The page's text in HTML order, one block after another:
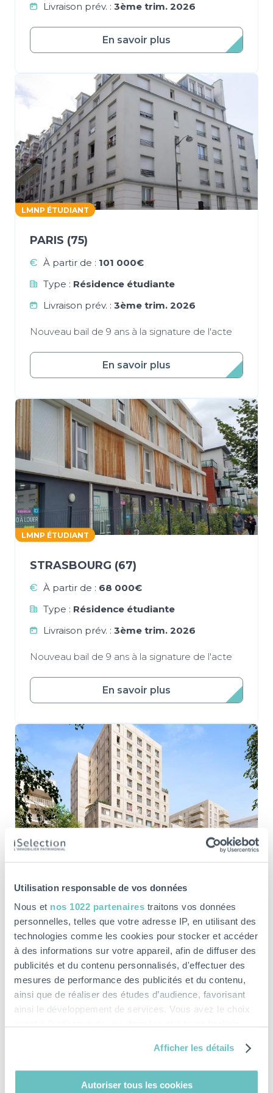
Utilisation responsable de vos données
Nous et nos 1022 partenaires traitons vos données
personnelles, telles que votre adresse IP, en utilisant des
technologies comme les cookies pour stocker et accéder
à des informations sur votre appareil, afin de diffuser des
publicités et du contenu personnalisés, d'effectuer des
mesures de performance des publicités et du contenu,
ainsi que de réaliser des études d’audience, favorisant
ainsi le développement de services. Vous avez le choix
tout moment en consultant la Déclaration relative aux
Afficher les détails
Autoriser tous les cookies
Livraison prév. : 3ème trim. 2026
En savoir plus
LMNP ÉTUDIANT
PARIS (75)
À partir de : 101 000€
Type : Résidence étudiante
Livraison prév. : 3ème trim. 2026
Nouveau bail de 9 ans à la signature de l'acte
En savoir plus
LMNP ÉTUDIANT
STRASBOURG (67)
À partir de : 68 000€
Type : Résidence étudiante
Livraison prév. : 3ème trim. 2026
Nouveau bail de 9 ans à la signature de l'acte
En savoir plus
LMNP ÉTUDIANT
BORDEAUX (33)
À partir de :111 113€
Rentabilité moyenne :4,10 %
Type :Résidence étudiante
Livraison prév. :2ème trim. 2028
Investissez dans une résidence étudiante au
coeur d'un bassin de 100 000 étudiants à
Bordeaux